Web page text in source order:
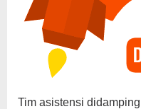
Tim asistensi